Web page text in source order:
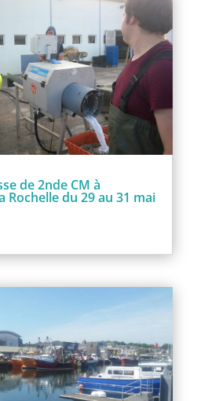
de 2nde CM à
Rochelle du 29 au 31 mai